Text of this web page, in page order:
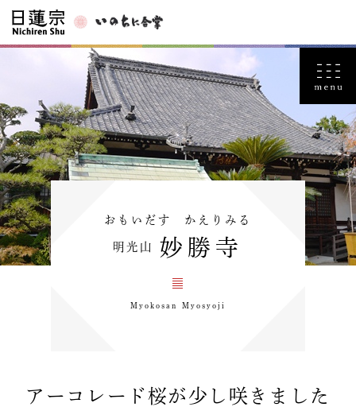
おもいだす かえりみる
明光山 妙勝寺
Myokosan Myosyoji
アーコレード桜が少し咲きました